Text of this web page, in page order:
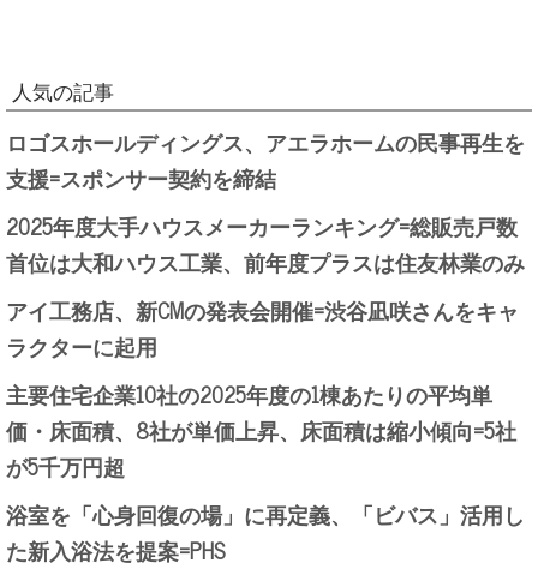
人気の記事
ロゴスホールディングス、アエラホームの民事再生を
支援=スポンサー契約を締結
2025年度大手ハウスメーカーランキング=総販売戸数
首位は大和ハウス工業、前年度プラスは住友林業のみ
アイ工務店、新CMの発表会開催=渋谷凪咲さんをキャ
ラクターに起用
主要住宅企業10社の2025年度の1棟あたりの平均単
価・床面積、8社が単価上昇、床面積は縮小傾向=5社
が5千万円超
浴室を「心身回復の場」に再定義、「ビバス」活用し
た新入浴法を提案=PHS